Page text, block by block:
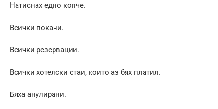
Натиснах едно копче.
Всички покани.
Всички резервации.
Всички хотелски стаи, които аз бях платил.
Бяха анулирани.